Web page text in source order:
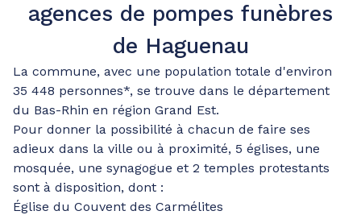
agences de pompes funèbres
de Haguenau
La commune, avec une population totale d'environ
35 448 personnes*, se trouve dans le département
du Bas-Rhin en région Grand Est.
Pour donner la possibilité à chacun de faire ses
adieux dans la ville ou à proximité, 5 églises, une
mosquée, une synagogue et 2 temples protestants
sont à disposition, dont :
Église du Couvent des Carmélites